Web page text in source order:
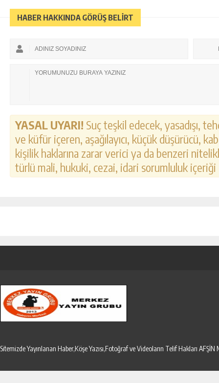
HABER HAKKINDA GÖRÜŞ BELİRT
YASAL UYARI! Suç teşkil edecek, yasadışı,
ve küfür içeren, aşağılayıcı, küçük düşürücü,
kişilik haklarına zarar verici ya da benzeri
türlü mali, hukuki, cezai, idari sorumluluk
Sitemizde Yayınlanan Haber,Köşe Yazısı,Fotoğraf ve Videoların Telif Hakları